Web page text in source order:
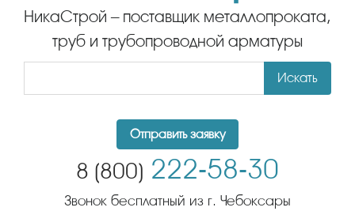
НикаСтрой – поставщик металлопроката,
труб и трубопроводной арматуры
Искать
Отправить заявку
8 (800) 222-58-30
Звонок бесплатный из г. Чебоксары